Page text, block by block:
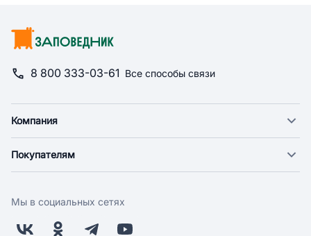
8 800 333-03-61 Все способы связи
Компания
Новости
Поставщикам
Покупателям
Оплата
Бонусная программа
Мы в социальных сетях